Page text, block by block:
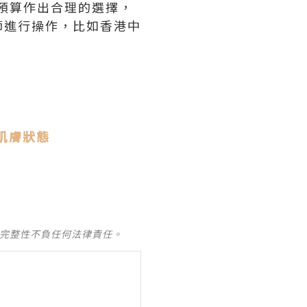
作出合理的選擇，
行操作，比如香港中
膚狀態
整性不負任何法律責任。